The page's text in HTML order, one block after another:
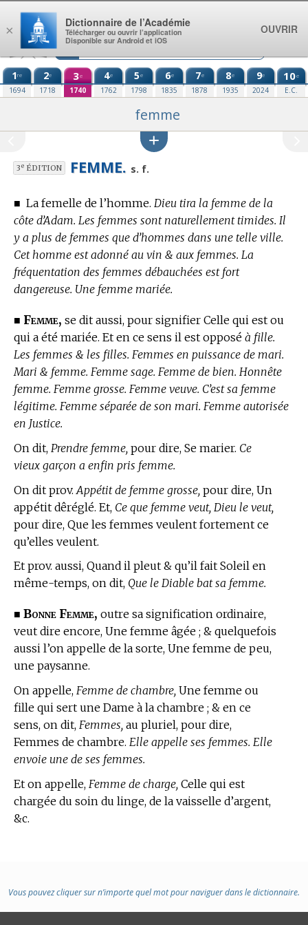
Aller au contenu
1re
1694
2e
1718
3e
1740
4e
1762
5e
1798
6e
1835
7e
1878
8e
1935
9e
2024
10e
E.C.
femme
3eÉDITION FEMME. s. f.
■ La femelle de l’homme. Dieu tira la femme de la
côte d’Adam. Les femmes sont naturellement timides. Il
y a plus de femmes que d’hommes dans une telle ville.
Cet homme est adonné au vin & aux femmes. La
fréquentation des femmes débauchées est fort
dangereuse. Une femme mariée.
■ Femme, se dit aussi, pour signifier Celle qui est ou
qui a été mariée. Et en ce sens il est opposé à fille.
Les femmes & les filles. Femmes en puissance de mari.
Mari & femme. Femme sage. Femme de bien. Honnête
femme. Femme grosse. Femme veuve. C’est sa femme
légitime. Femme séparée de son mari. Femme autorisée
en Justice.
On dit, Prendre femme, pour dire, Se marier. Ce
vieux garçon a enfin pris femme.
On dit prov. Appétit de femme grosse, pour dire, Un
appétit dêréglé. Et, Ce que femme veut, Dieu le veut,
pour dire, Que les femmes veulent fortement ce
qu’elles veulent.
Et prov. aussi, Quand il pleut & qu’il fait Soleil en
même-temps, on dit, Que le Diable bat sa femme.
■ Bonne Femme, outre sa signification ordinaire,
veut dire encore, Une femme âgée ; & quelquefois
aussi l’on appelle de la sorte, Une femme de peu,
une paysanne.
On appelle, Femme de chambre, Une femme ou
fille qui sert une Dame à la chambre ; & en ce
sens, on dit, Femmes, au pluriel, pour dire,
Femmes de chambre. Elle appelle ses femmes. Elle
envoie une de ses femmes.
Et on appelle, Femme de charge, Celle qui est
chargée du soin du linge, de la vaisselle d’argent,
&c.
Vous pouvez cliquer sur n’importe quel mot pour naviguer dans le dictionnaire.
×
Dictionnaire de l’Académie
Télécharger ou ouvrir l’application
Disponible sur Android et iOS
OUVRIR